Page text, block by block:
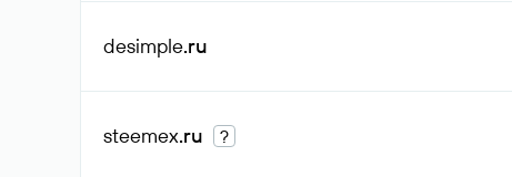
desimple.ru
steemex.ru ?